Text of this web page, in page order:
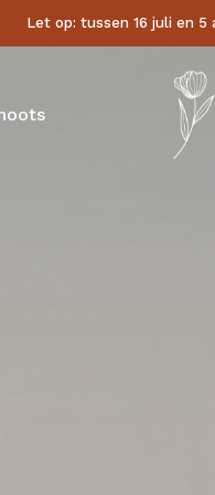
Let op: tussen 16 juli en